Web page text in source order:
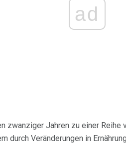
ad
zwanziger Jahren zu einer Reihe
durch Veränderungen in